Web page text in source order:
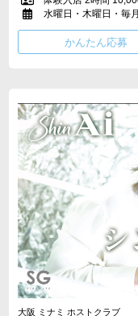
水曜日・木曜日・毎
大阪 ミナミ ホストクラブ